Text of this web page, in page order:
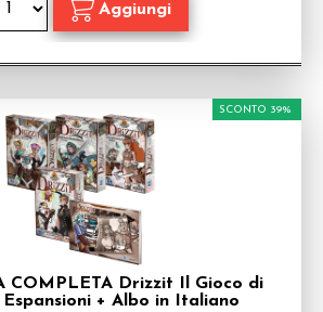
COMPLETA Drizzit Il Gioco di
+ Albo in Italiano
SCONTO 39%